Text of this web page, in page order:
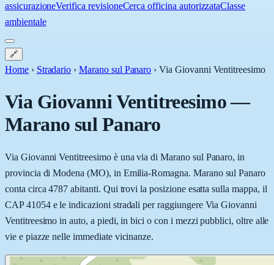
assicurazioneVerifica revisioneCerca officina autorizzataClasse
ambientale
🔗
Home › Stradario › Marano sul Panaro ›Via Giovanni Ventitreesimo
Via Giovanni Ventitreesimo—
Marano sul Panaro
Via Giovanni Ventitreesimo è una via di Marano sul Panaro, in
provincia di Modena (MO), in Emilia-Romagna. Marano sul Panaro
conta circa 4787 abitanti. Qui trovi la posizione esatta sulla mappa, il
CAP 41054 e le indicazioni stradali per raggiungere Via Giovanni
Ventitreesimo in auto, a piedi, in bici o con i mezzi pubblici, oltre alle
vie e piazze nelle immediate vicinanze.